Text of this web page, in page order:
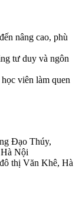
nâng cao, phù
tư duy và ngôn
viên làm quen
Đạo Thúy,
Nội
thị Văn Khê, Hà